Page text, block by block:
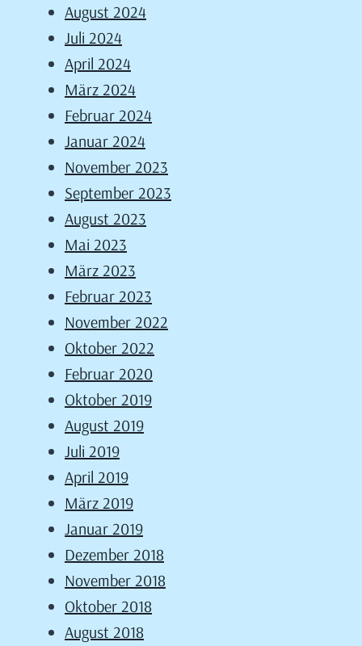
August 2024
Juli 2024
April 2024
März 2024
Februar 2024
Januar 2024
November 2023
September 2023
August 2023
Mai 2023
März 2023
Februar 2023
November 2022
Oktober 2022
Februar 2020
Oktober 2019
August 2019
Juli 2019
April 2019
März 2019
Januar 2019
Dezember 2018
November 2018
Oktober 2018
August 2018